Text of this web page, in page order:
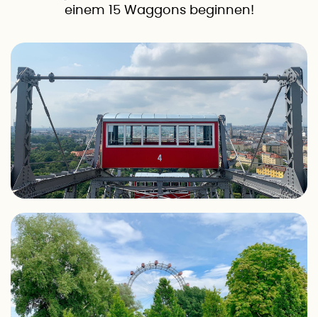
einem 15 Waggons beginnen!